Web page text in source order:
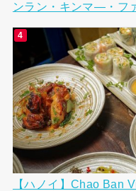
ンラン・キンマ―・フ
【ハノイ】Chao Ban